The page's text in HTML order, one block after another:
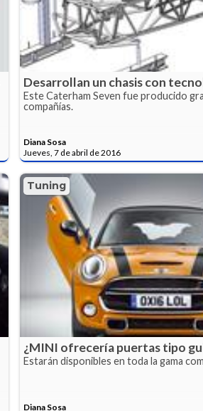
Desarrollan un chasis con
Este Caterham Seven fue producido
compañías.
Diana Sosa
Jueves, 7 de abril de 2016
Tuning
¿MINI ofrecería puertas tipo
Estarán disponibles en toda la gama
Diana Sosa